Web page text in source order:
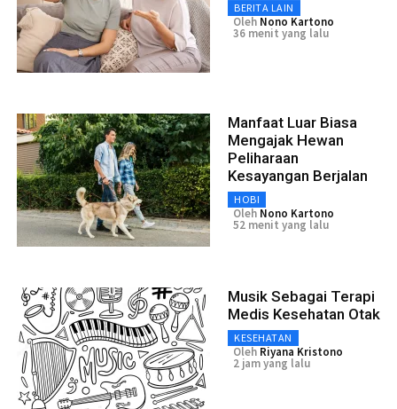
BERITA LAIN
Oleh Nono Kartono
36 menit yang lalu
Manfaat Luar Biasa
Mengajak Hewan
Peliharaan
Kesayangan Berjalan
HOBI
Oleh Nono Kartono
52 menit yang lalu
Musik Sebagai Terapi
Medis Kesehatan Otak
KESEHATAN
Oleh Riyana Kristono
2 jam yang lalu